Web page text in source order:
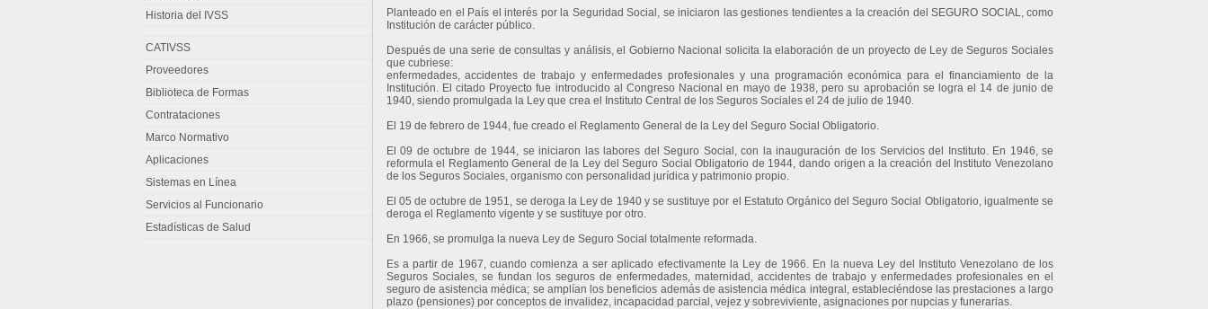
Planteado en el País el interés por la Seguridad Social, se iniciaron las gestiones tendientes a la creación del SEGURO SOCIAL, como
Institución de carácter público.
Después de una serie de consultas y análisis, el Gobierno Nacional solicita la elaboración de un proyecto de Ley de Seguros Sociales
que cubriese:
enfermedades, accidentes de trabajo y enfermedades profesionales y una programación económica para el financiamiento de la
Institución. El citado Proyecto fue introducido al Congreso Nacional en mayo de 1938, pero su aprobación se logra el 14 de junio de
1940, siendo promulgada la Ley que crea el Instituto Central de los Seguros Sociales el 24 de julio de 1940.
El 19 de febrero de 1944, fue creado el Reglamento General de la Ley del Seguro Social Obligatorio.
El 09 de octubre de 1944, se iniciaron las labores del Seguro Social, con la inauguración de los Servicios del Instituto. En 1946, se
reformula el Reglamento General de la Ley del Seguro Social Obligatorio de 1944, dando origen a la creación del Instituto Venezolano
de los Seguros Sociales, organismo con personalidad jurídica y patrimonio propio.
El 05 de octubre de 1951, se deroga la Ley de 1940 y se sustituye por el Estatuto Orgánico del Seguro Social Obligatorio, igualmente se
deroga el Reglamento vigente y se sustituye por otro.
En 1966, se promulga la nueva Ley de Seguro Social totalmente reformada.
Es a partir de 1967, cuando comienza a ser aplicado efectivamente la Ley de 1966. En la nueva Ley del Instituto Venezolano de los
Seguros Sociales, se fundan los seguros de enfermedades, maternidad, accidentes de trabajo y enfermedades profesionales en el
seguro de asistencia médica; se amplían los beneficios además de asistencia médica integral, estableciéndose las prestaciones a largo
plazo (pensiones) por conceptos de invalidez, incapacidad parcial, vejez y sobreviviente, asignaciones por nupcias y funerarias.
Historia del IVSS
CATIVSS
Proveedores
Biblioteca de Formas
Contrataciones
Marco Normativo
Aplicaciones
Sistemas en Línea
Servicios al Funcionario
Estadísticas de Salud